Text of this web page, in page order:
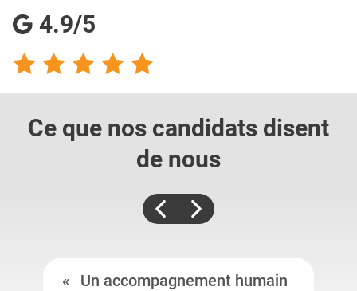
4.9/5
Ce que nos candidats disent
de nous
Un accompagnement humain